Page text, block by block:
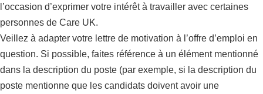
l’occasion d’exprimer votre intérêt à travailler avec certaines
personnes de Care UK.
Veillez à adapter votre lettre de motivation à l’offre d’emploi en
question. Si possible, faites référence à un élément mentionné
dans la description du poste (par exemple, si la description du
poste mentionne que les candidats doivent avoir une